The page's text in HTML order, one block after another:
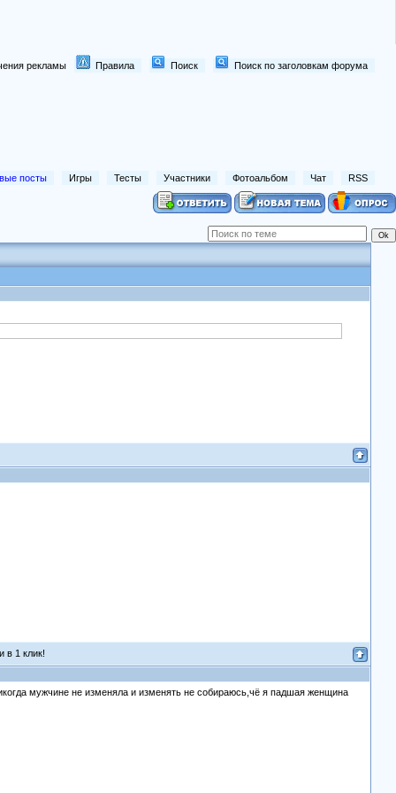
рекламы Правила Поиск Поиск по заголовкам форума
посты Игры Тесты Участники Фотоальбом Чат RSS
в 1 клик!
мужчине не изменяла и изменять не собираюсь,чё я падшая женщина